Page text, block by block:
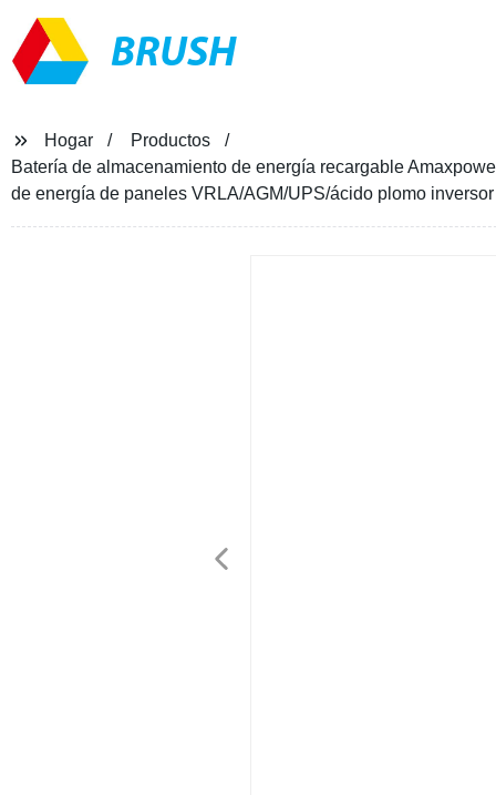
BRUSH
Hogar
Productos
Batería de almacenamiento de energía recargable
de energía de paneles VRLA/AGM/UPS/ácido plomo inversor